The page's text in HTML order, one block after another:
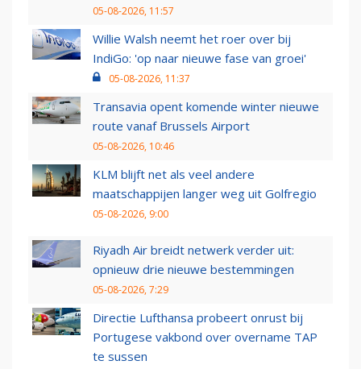
05-08-2026, 11:57
Willie Walsh neemt het roer over bij
IndiGo: 'op naar nieuwe fase van groei'
05-08-2026, 11:37
Transavia opent komende winter nieuwe
route vanaf Brussels Airport
05-08-2026, 10:46
KLM blijft net als veel andere
maatschappijen langer weg uit Golfregio
05-08-2026, 9:00
Riyadh Air breidt netwerk verder uit:
opnieuw drie nieuwe bestemmingen
05-08-2026, 7:29
Directie Lufthansa probeert onrust bij
Portugese vakbond over overname TAP
te sussen